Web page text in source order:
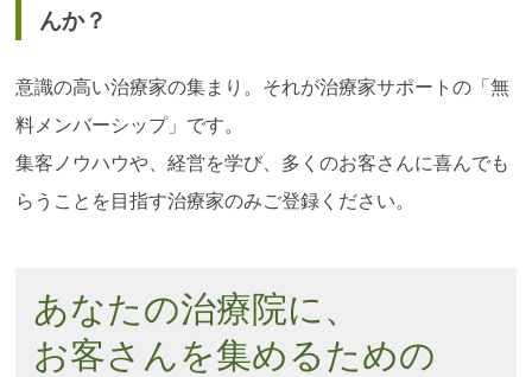
んか？
意識の高い治療家の集まり。それが治療家サポートの「無
料メンバーシップ」です。
集客ノウハウや、経営を学び、多くのお客さんに喜んでも
らうことを目指す治療家のみご登録ください。
あなたの治療院に、
お客さんを集めるための